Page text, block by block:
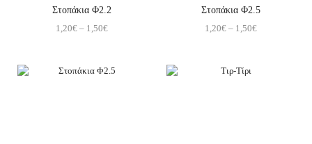
Στοπάκια Φ2.2
1,20€ – 1,50€
Στοπάκια Φ2.5
1,20€ – 1,50€